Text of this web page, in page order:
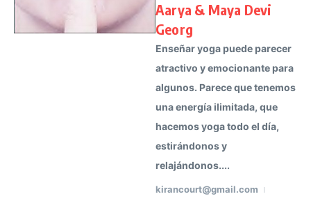
Aarya & Maya Devi
Georg
Enseñar yoga puede parecer
atractivo y emocionante para
algunos. Parece que tenemos
una energía ilimitada, que
hacemos yoga todo el día,
estirándonos y
relajándonos....
kirancourt@gmail.com